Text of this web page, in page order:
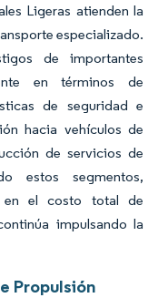
Ligeras atienden la
especializado.
de importantes
en términos de
de seguridad e
hacia vehículos de
de servicios de
estos segmentos,
en el costo total de
impulsando la
Propulsión